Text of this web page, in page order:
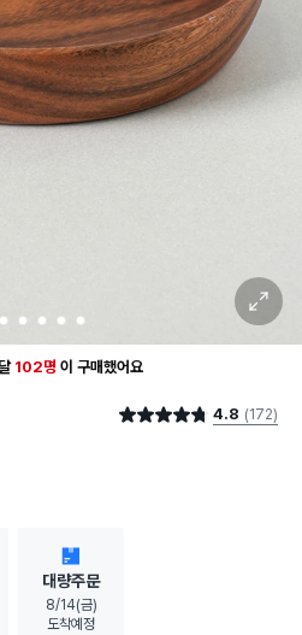
2 3 4 5 6
확대 보기
102명 이 구매했어요
구매했어요별점 4.8점 4.8 (172)
대량주문
8/14(금)
도착예정